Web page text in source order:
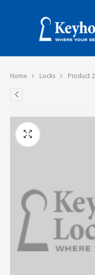
Home Locks Product 2